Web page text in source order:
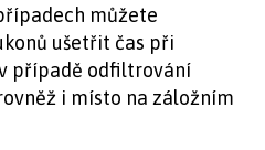
můžete
ušetřit čas při
případě odfiltrování
i místo na záložním